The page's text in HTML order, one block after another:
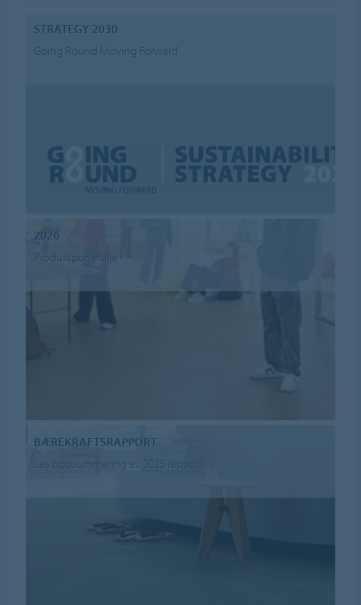
STRATEGY 2030
Going Round Moving Forward
2026
Produktportefølje
BÆREKRAFTSRAPPORT
Les oppsummering av 2025 rapport